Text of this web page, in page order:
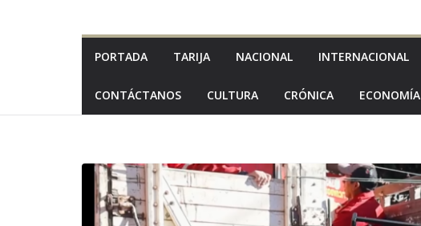
PORTADA TARIJA NACIONAL INTERNACIONAL
CONTÁCTANOS CULTURA CRÓNICA ECONOMÍA